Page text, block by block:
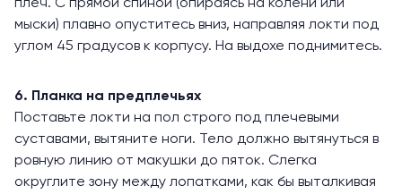
плеч. С прямой спиной (опираясь на колени или
мыски) плавно опуститесь вниз, направляя локти под
углом 45 градусов к корпусу. На выдохе поднимитесь.
6. Планка на предплечьях
Поставьте локти на пол строго под плечевыми
суставами, вытяните ноги. Тело должно вытянуться в
ровную линию от макушки до пяток. Слегка
округлите зону между лопатками, как бы выталкивая